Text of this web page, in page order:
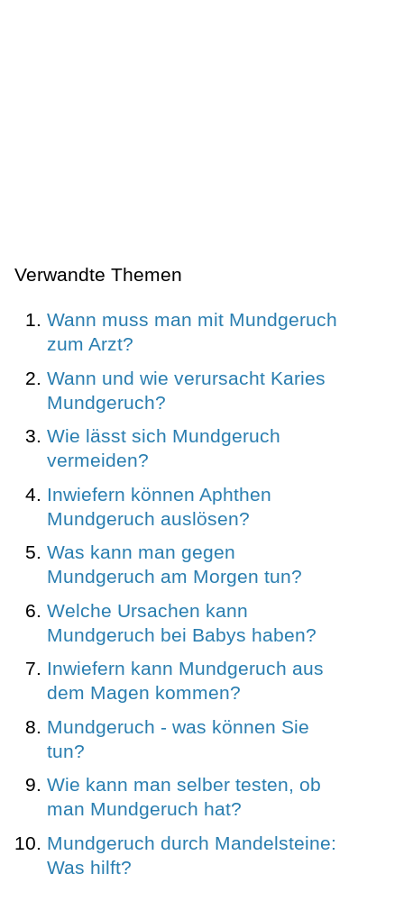
Verwandte Themen
Wann muss man mit Mundgeruch
zum Arzt?
Wann und wie verursacht Karies
Mundgeruch?
Wie lässt sich Mundgeruch
vermeiden?
Inwiefern können Aphthen
Mundgeruch auslösen?
Was kann man gegen
Mundgeruch am Morgen tun?
Welche Ursachen kann
Mundgeruch bei Babys haben?
Inwiefern kann Mundgeruch aus
dem Magen kommen?
Mundgeruch - was können Sie
tun?
Wie kann man selber testen, ob
man Mundgeruch hat?
Mundgeruch durch Mandelsteine:
Was hilft?